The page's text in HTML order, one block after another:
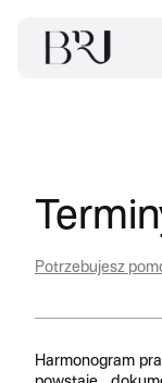
Potrzebujesz
Harmonogram